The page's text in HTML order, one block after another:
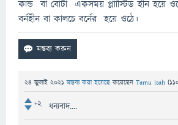
কান্ড বা বোটা একসময় প্লাাস্টিড হীন হয়ে
বর্নহীন বা কালচে বর্নের হয়ে ওঠে।
24 জুলাই 2021 মন্তব্য করা হয়েছেকরেছেন Tamu isah (
+2 ধন্যবাদ....